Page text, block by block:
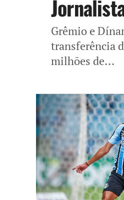
Grêmio e
transferência
milhões de...